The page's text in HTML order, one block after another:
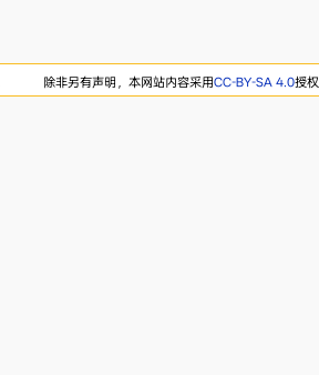
除非另有声明，本网站内容采用CC-BY-SA 4.0授权